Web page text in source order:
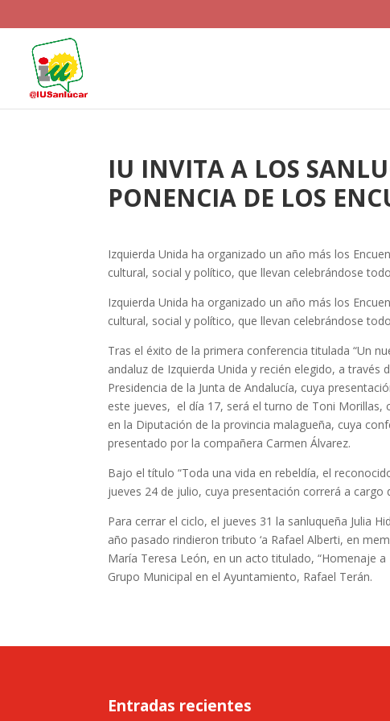
IU INVITA A LOS
PONENCIA DE LOS
Izquierda Unida ha organizado un año más los
cultural, social y político, que llevan celebrándose
Izquierda Unida ha organizado un año más los
cultural, social y político, que llevan celebrándose
Tras el éxito de la primera conferencia titulada “Un
andaluz de Izquierda Unida y recién elegido, a
Presidencia de la Junta de Andalucía, cuya
este jueves, el día 17, será el turno de Toni
en la Diputación de la provincia malagueña, cuya
presentado por la compañera Carmen Álvarez.
Bajo el título “Toda una vida en rebeldía, el
jueves 24 de julio, cuya presentación correrá a
Para cerrar el ciclo, el jueves 31 la sanluqueña Julia
año pasado rindieron tributo ‘a Rafael Alberti, en
María Teresa León, en un acto titulado, “Homenaje
Grupo Municipal en el Ayuntamiento, Rafael Terán.
Entradas recientes